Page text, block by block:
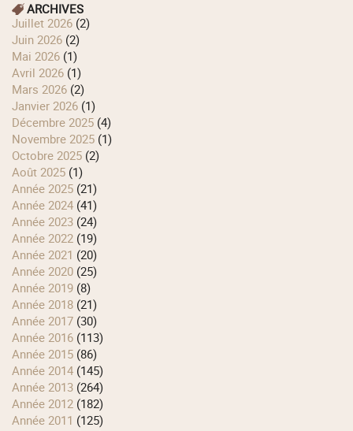
ARCHIVES
juillet 2026 (2)
juin 2026 (2)
mai 2026 (1)
avril 2026 (1)
mars 2026 (2)
janvier 2026 (1)
décembre 2025 (4)
novembre 2025 (1)
octobre 2025 (2)
août 2025 (1)
année 2025 (21)
année 2024 (41)
année 2023 (24)
année 2022 (19)
année 2021 (20)
année 2020 (25)
année 2019 (8)
année 2018 (21)
année 2017 (30)
année 2016 (113)
année 2015 (86)
année 2014 (145)
année 2013 (264)
année 2012 (182)
année 2011 (125)